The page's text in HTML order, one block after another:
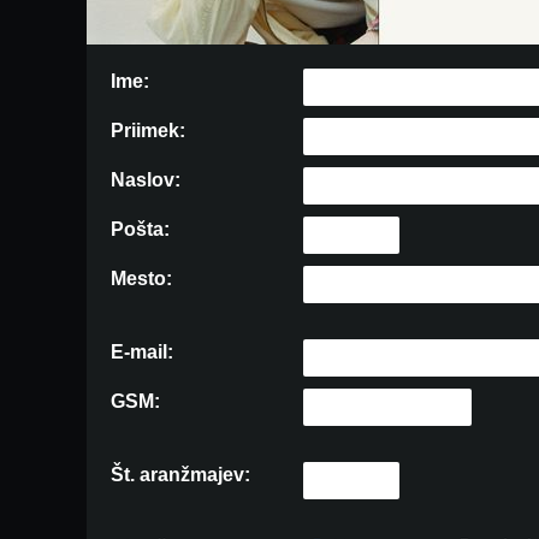
Ime:
Priimek:
Naslov:
Pošta:
Mesto:
E-mail:
GSM:
Št. aranžmajev: